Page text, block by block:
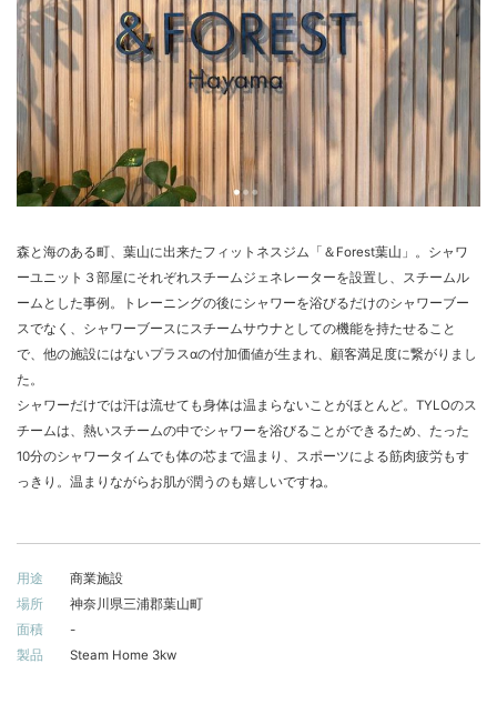
森と海のある町、葉山に出来たフィットネスジム「＆Forest葉山」。シャワ
ーユニット３部屋にそれぞれスチームジェネレーターを設置し、スチームル
ームとした事例。トレーニングの後にシャワーを浴びるだけのシャワーブー
スでなく、シャワーブースにスチームサウナとしての機能を持たせること
で、他の施設にはないプラスαの付加価値が生まれ、顧客満足度に繋がりまし
た。
シャワーだけでは汗は流せても身体は温まらないことがほとんど。TYLOのス
チームは、熱いスチームの中でシャワーを浴びることができるため、たった
10分のシャワータイムでも体の芯まで温まり、スポーツによる筋肉疲労もす
っきり。温まりながらお肌が潤うのも嬉しいですね。
用途
商業施設
場所
神奈川県三浦郡葉山町
面積
-
製品
Steam Home 3kw